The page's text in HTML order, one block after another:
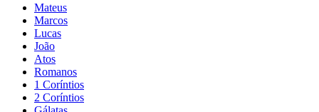
Mateus
Marcos
Lucas
João
Atos
Romanos
1 Coríntios
2 Coríntios